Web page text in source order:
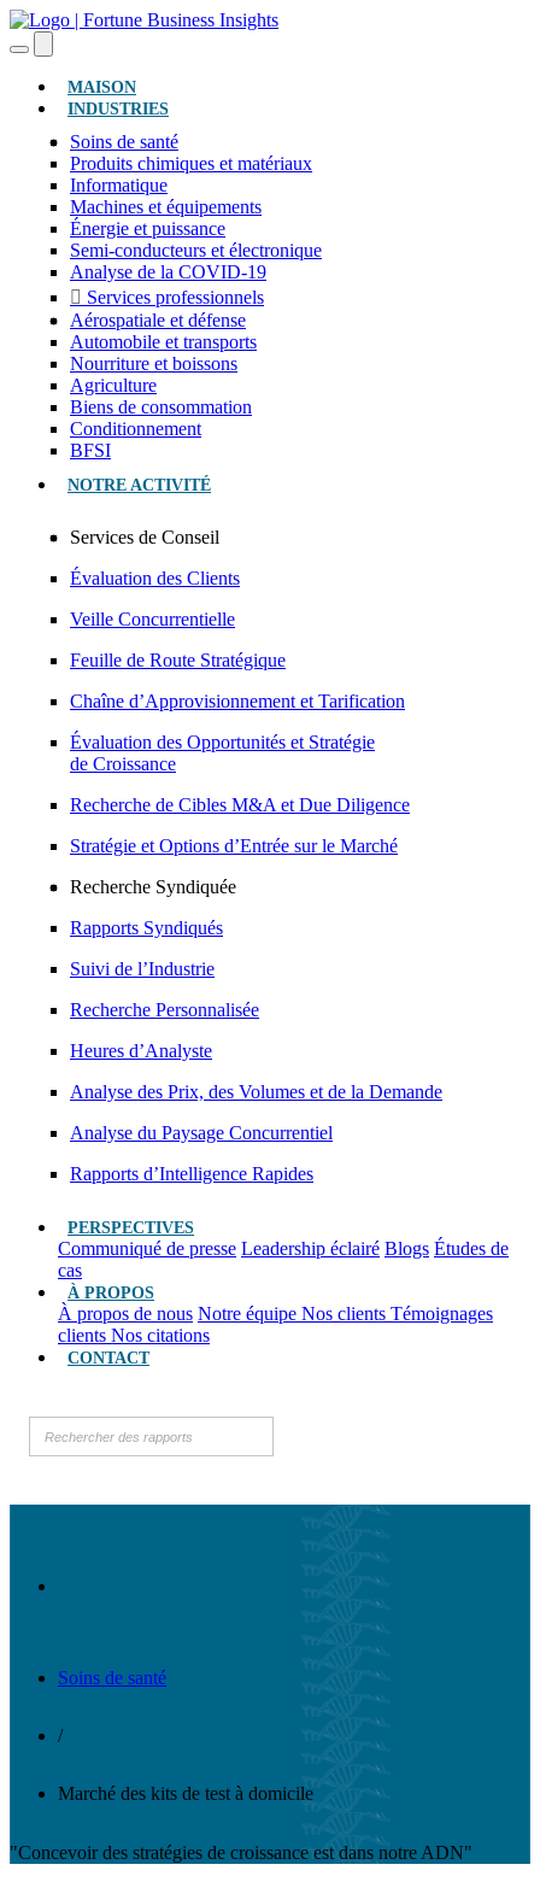
MAISON(ACTUEL)
INDUSTRIES
Soins de santé
Produits chimiques et matériaux
Informatique
Machines et équipements
Énergie et puissance
Semi-conducteurs et électronique
Analyse de la COVID-19
Services professionnels
Aérospatiale et défense
Automobile et transports
Nourriture et boissons
Agriculture
Biens de consommation
Conditionnement
BFSI
NOTRE ACTIVITÉ
Services de Conseil
Évaluation des Clients
Veille Concurrentielle
Feuille de Route Stratégique
Chaîne d’Approvisionnement et Tarification
Évaluation des Opportunités et Stratégie
de Croissance
Recherche de Cibles M&A et Due Diligence
Stratégie et Options d’Entrée sur le Marché
Recherche Syndiquée
Rapports Syndiqués
Suivi de l’Industrie
Recherche Personnalisée
Heures d’Analyste
Analyse des Prix, des Volumes et de la Demande
Analyse du Paysage Concurrentiel
Rapports d’Intelligence Rapides
PERSPECTIVES
Communiqué de presse Leadership éclairé Blogs Études de
cas
À PROPOS
À propos de nous Notre équipe Nos clients Témoignages
clients Nos citations
CONTACT
Soins de santé
/
Marché des kits de test à domicile
"Concevoir des stratégies de croissance est dans notre ADN"